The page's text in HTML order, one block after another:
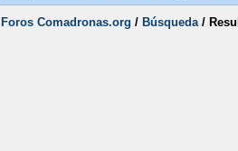
Foros Comadronas.org / Búsqueda/